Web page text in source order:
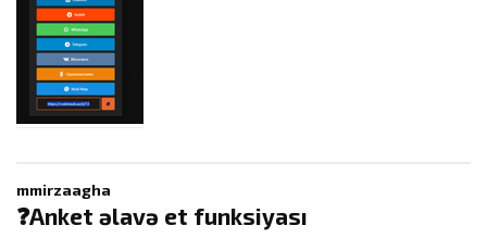
mmirzaagha
❓Anket əlavə et funksiyası